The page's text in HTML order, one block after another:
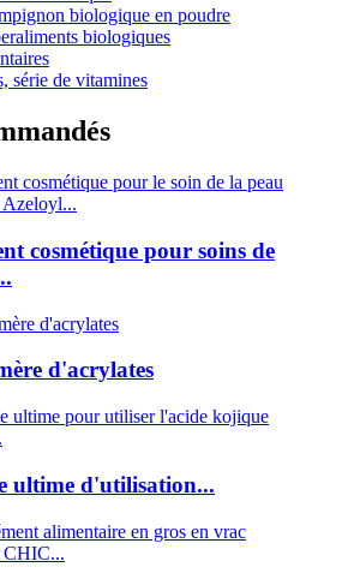
cosmétique pour soins de
d'acrylates
ultime d'utilisation...